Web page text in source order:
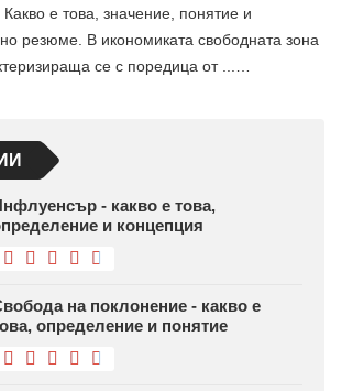
е това, значение, понятие и
резюме. В икономиката свободната зона
се с поредица от ...…
- какво е това,
и концепция
на поклонение - какво е
определение и понятие